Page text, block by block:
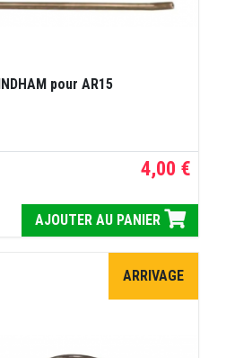
pour AR15
4,00 €
AJOUTER AU PANIER
ARRIVAGE